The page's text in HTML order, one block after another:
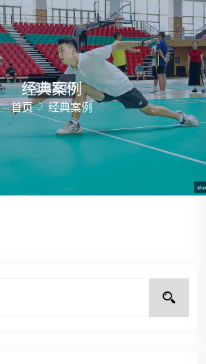
经典案例
首页 经典案例